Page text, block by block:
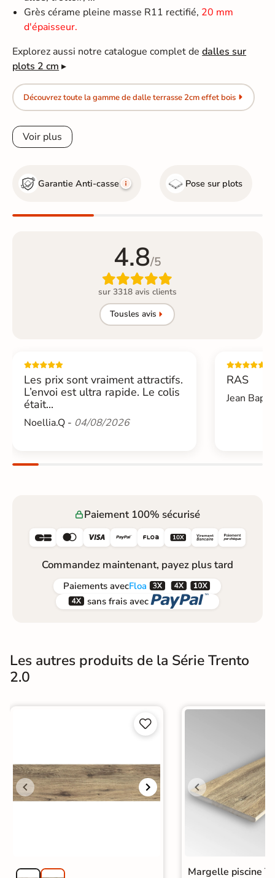
Grès cérame pleine masse R11 rectifié, 20 mm
d'épaisseur.
Explorez aussi notre catalogue complet dedalles sur
plots 2 cm ▸
Découvrez toute la gamme de dalle terrasse 2cm effet bois
Voir plus
Garantie Anti-casse Pose sur plots
4.8/5

sur 3318 avis clients
Tousles avis
Les prix sont vraiment attractifs.
L’envoi est ultra rapide. Le colis
était...
Noellia.Q - 04/08/2026
RAS
Jean
Paiement 100% sécurisé
     
Commandez maintenant, payez plus tard
Paiements avecFloa  
 sans frais avec 
Les autres produits de la Série Trento
2.0


Margelle piscine